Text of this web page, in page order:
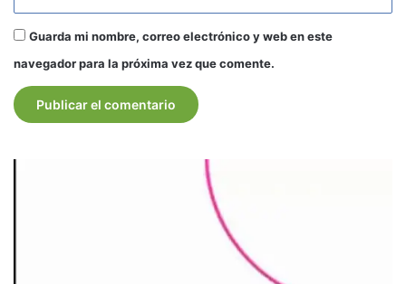
Guarda mi nombre, correo electrónico y web en este
navegador para la próxima vez que comente.